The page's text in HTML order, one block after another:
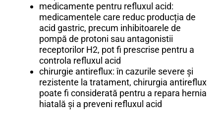
medicamente pentru refluxul acid:
medicamentele care reduc producția de
acid gastric, precum inhibitoarele de
pompă de protoni sau antagonistii
receptorilor H2, pot fi prescrise pentru a
controla refluxul acid
chirurgie antireflux: în cazurile severe și
rezistente la tratament, chirurgia antireflux
poate fi considerată pentru a repara hernia
hiatală și a preveni refluxul acid